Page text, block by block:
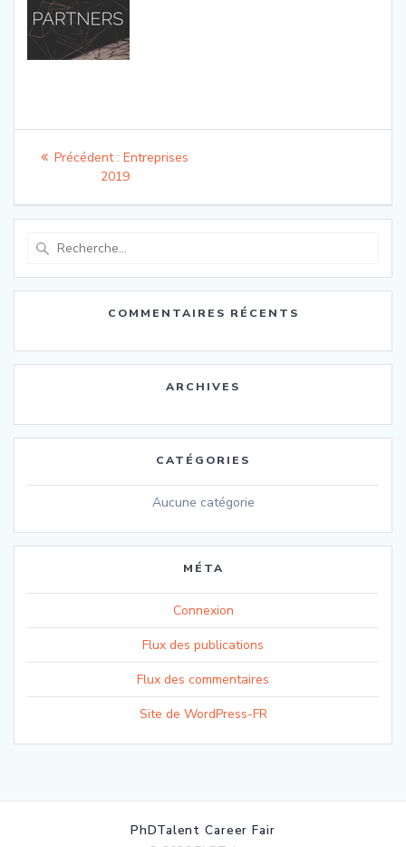
Navigation
l’article
Précédent : Article
précédent
Entreprises
2019
:
COMMENTAIRES RÉCENTS
ARCHIVES
CATÉGORIES
Aucune catégorie
MÉTA
Connexion
Flux des publications
Flux des commentaires
Site de WordPress-FR
PhDTalent Career Fair